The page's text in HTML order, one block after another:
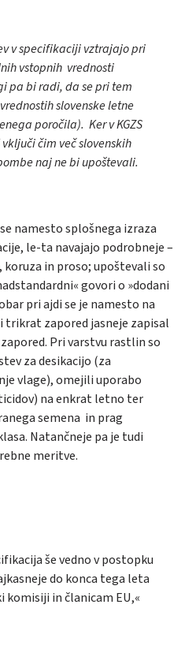
v specifikaciji vztrajajo pri
vstopnih vrednosti
pa bi radi, da se pri tem
slovenske letne
poročila). Ker v KGZS
čim več slovenskih
naj ne bi upoštevali.
namesto splošnega izraza
le-ta navajajo podrobneje –
koruza in proso; upoštevali so
govori o »dodani
pri ajdi se je namesto na
trikrat zapored jasneje zapisal
Pri varstvu rastlin so
za desikacijo (za
vlage), omejili uporabo
na enkrat letno ter
semena in prag
Natančneje pa je tudi
meritve.
še vedno v postopku
do konca tega leta
in članicam EU,«